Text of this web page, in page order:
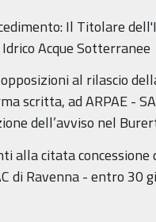
Il Titolare
Acque Sotterranee
al rilascio
scritta, ad ARPAE -
dell’avviso nel
alla citata
di Ravenna - entro 30